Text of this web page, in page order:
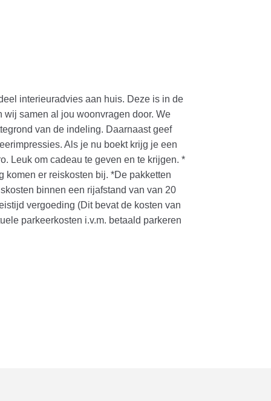
interieuradvies aan huis. Deze is in de
samen al jou woonvragen door. We
van de indeling. Daarnaast geef
Als je nu boekt krijg je een
Leuk om cadeau te geven en te krijgen. *
komen er reiskosten bij. *De pakketten
binnen een rijafstand van van 20
vergoeding (Dit bevat de kosten van
parkeerkosten i.v.m. betaald parkeren